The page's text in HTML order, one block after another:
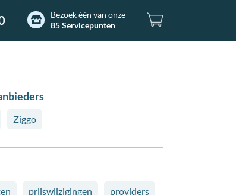
Bezoek één van onze
85 Servicepunten
Ziggo
prijswijzigingen providers